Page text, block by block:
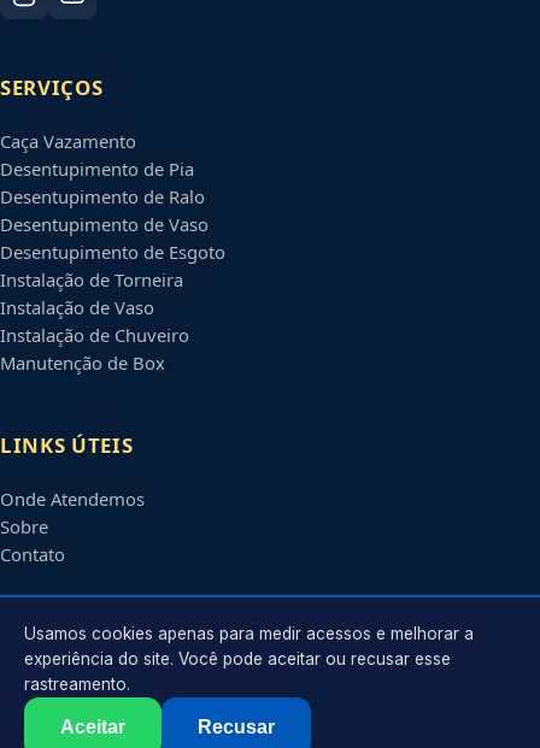
SERVIÇOS
Caça Vazamento
Desentupimento de Pia
Desentupimento de Ralo
Desentupimento de Vaso
Desentupimento de Esgoto
Instalação de Torneira
Instalação de Vaso
Instalação de Chuveiro
Manutenção de Box
LINKS ÚTEIS
Onde Atendemos
Sobre
Contato
CONTATO
Atendimento em
contato@encanadoresbauru.com.br
Usamos cookies apenas para medir acessos e melhorar a
experiência do site. Você pode aceitar ou recusar esse
rastreamento.
Aceitar Recusar